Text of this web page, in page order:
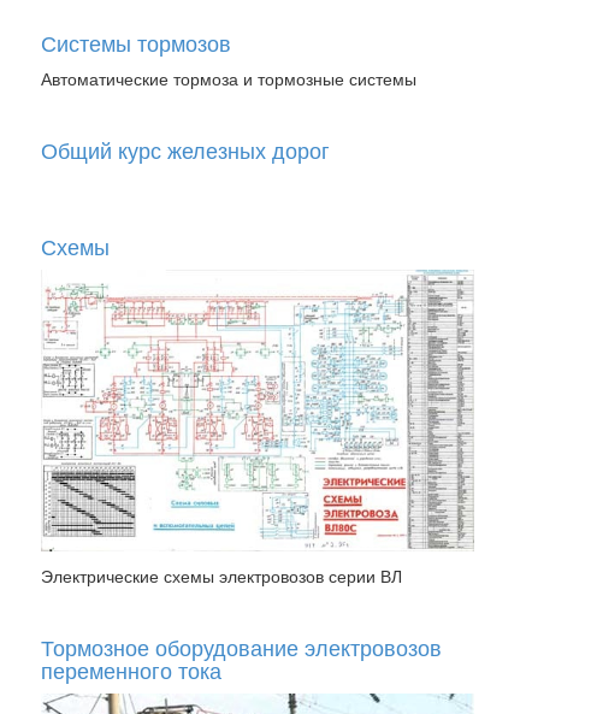
Системы тормозов
Автоматические тормоза и тормозные системы
Общий курс железных дорог
Схемы
Электрические схемы электровозов серии ВЛ
Тормозное оборудование электровозов
переменного тока